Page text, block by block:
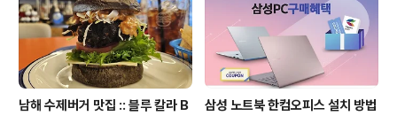
남해 수제버거 맛집 :: 블루 칼라 B
삼성 노트북 한컴오피스 설치 방법